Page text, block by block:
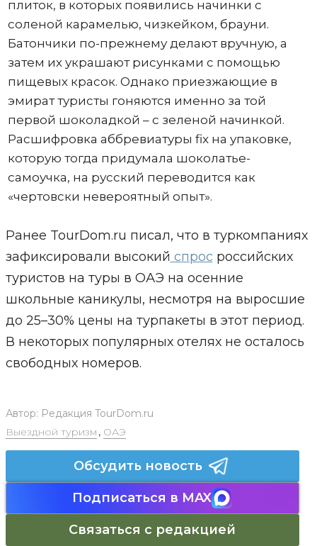
плиток, в которых появились начинки с
соленой карамелью, чизкейком, брауни.
Батончики по-прежнему делают вручную, а
затем их украшают рисунками с помощью
пищевых красок. Однако приезжающие в
эмират туристы гоняются именно за той
первой шоколадкой – с зеленой начинкой.
Расшифровка аббревиатуры fix на упаковке,
которую тогда придумала шоколатье-
самоучка, на русский переводится как
«чертовски невероятный опыт».
Ранее TourDom.ru писал, что в туркомпаниях
зафиксировали высокий спрос российских
туристов на туры в ОАЭ на осенние
школьные каникулы, несмотря на выросшие
до 25–30% цены на турпакеты в этот период.
В некоторых популярных отелях не осталось
свободных номеров.
Автор: Редакция TourDom.ru
Выездной туризм , ОАЭ
Обсудить новость
Подписаться в MAX
Связаться с редакцией